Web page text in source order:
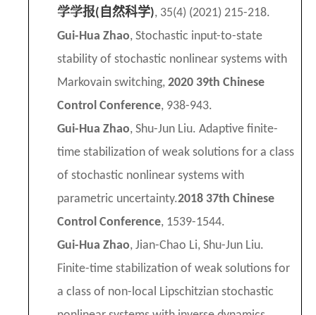
学学报( 自然科学), 35(4) (2021) 215-218.
Gui-Hua Zhao, Stochastic input-to-state
stability of stochastic nonlinear systems with
Markovain switching, 2020 39th Chinese
Control Conference, 938-943.
Gui-Hua Zhao, Shu-Jun Liu. Adaptive finite-
time stabilization of weak solutions for a class
of stochastic nonlinear systems with
parametric uncertainty.2018 37th Chinese
Control Conference, 1539-1544.
Gui-Hua Zhao, Jian-Chao Li, Shu-Jun Liu.
Finite-time stabilization of weak solutions for
a class of non-local Lipschitzian stochastic